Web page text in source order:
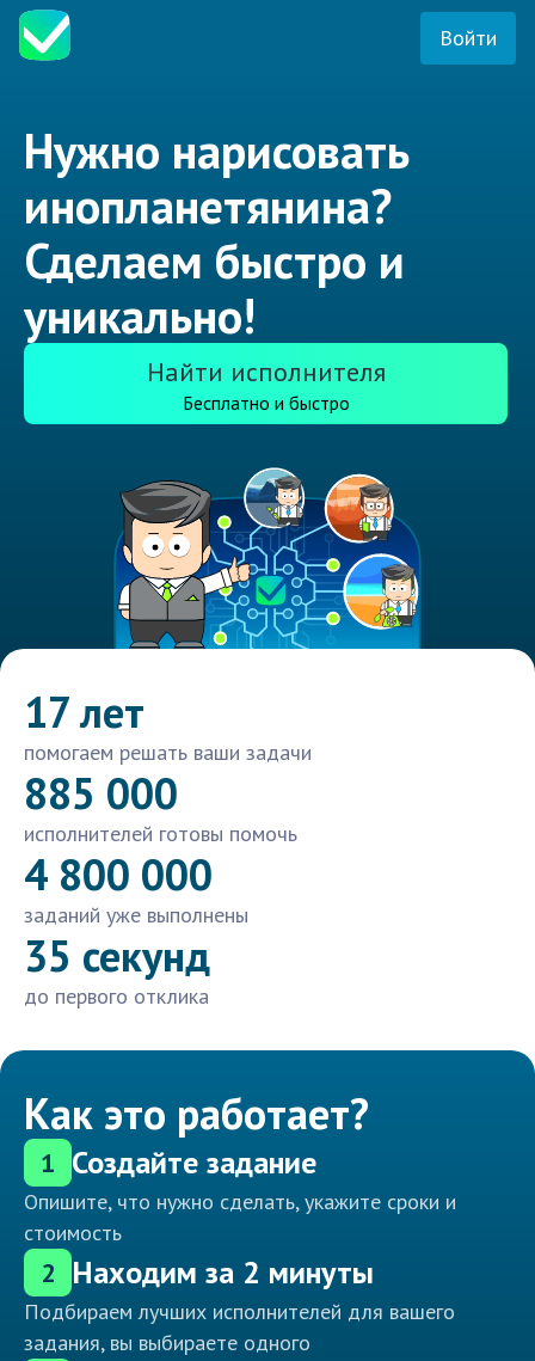
Войти
Нужно нарисовать
инопланетянина?
Сделаем быстро и
уникально!
Найти исполнителя
Бесплатно и быстро
17 лет
помогаем решать ваши задачи
885 000
исполнителей готовы помочь
4 800 000
заданий уже выполнены
35 секунд
до первого отклика
Как это работает?
1 Создайте задание
Опишите, что нужно сделать, укажите сроки и
стоимость
2 Находим за 2 минуты
Подбираем лучших исполнителей для вашего
задания, вы выбираете одного